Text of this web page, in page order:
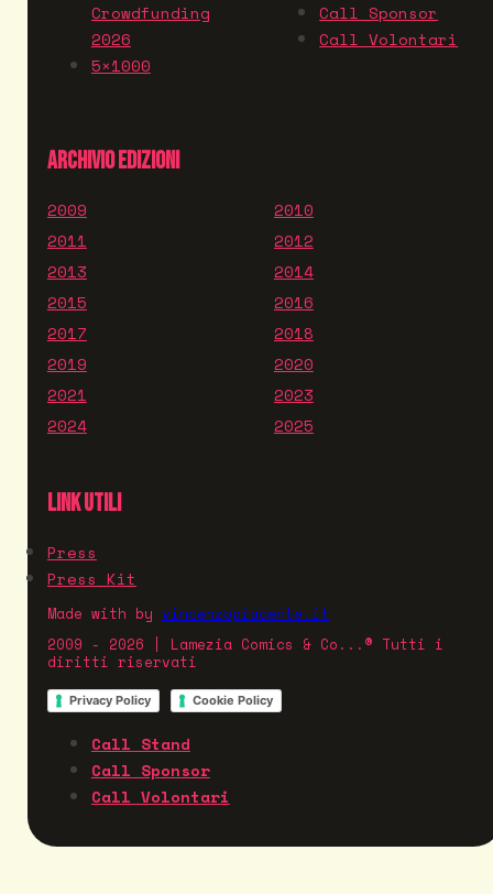
Crowdfunding
2026
5×1000
Call Sponsor
Call Volontari
ARCHIVIO EDIZIONI
2009
2010
2011
2012
2013
2014
2015
2016
2017
2018
2019
2020
2021
2023
2024
2025
LINK UTILI
Press
Press Kit
Made with by vincenzopiacente.it
2009 - 2026 | Lamezia Comics & Co...® Tutti i
diritti riservati
Privacy Policy Cookie Policy
Call Stand
Call Sponsor
Call Volontari